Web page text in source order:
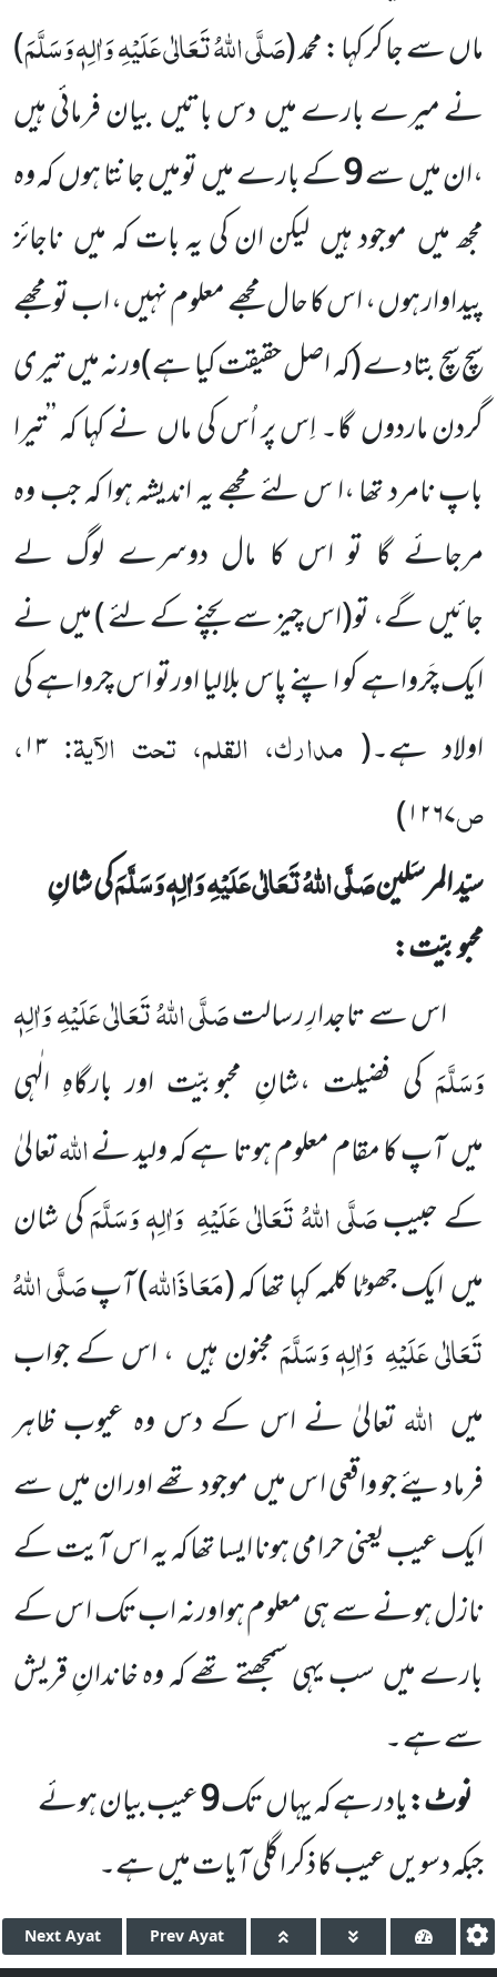
ماںسے جا کر کہا : محمد(صَلَّی اللّٰہُ تَعَالٰی عَلَیْہِوَاٰلِہٖ وَسَلَّمَ)
نے میرے بارے میںدس باتیںبیان فرمائی ہیں
،ان میںسے9کے بارے میںتومیںجانتا ہوںکہ وہ
مجھ میں موجود ہیں لیکن ان کی یہ بات کہ میںناجائز
پیداوار ہوں ، اس کا حال مجھے معلوم نہیں ، اب تو مجھے
سچ سچ بتادے(کہ اصل حقیقت کیا ہے)ورنہ میںتیری
گردن ماردوںگا۔ اِس پر اُس کی ماںنے کہا کہ ’’تیرا
باپ نامرد تھا ،ا س لئے مجھے یہ اندیشہ ہوا کہ جب وہ
مرجائے گا تو اس کا مال دوسرے لوگ لے
جائیںگے، تو(اس چیز سے بچنے کے لئے )میںنے
ایک چَرواہے کو اپنے پاس بلالیا اورتو اس چرواہے کی
اولاد ہے۔( مدارک، القلم، تحت الآیۃ: ۱۳،
ص۱۲۶۷)
سیّد المرسَلینصَلَّی اللّٰہُ تَعَالٰی عَلَیْہِوَاٰلِہٖ وَسَلَّمَکی شانِ
محبوبیّت:
اس سے تاجدارِ رسالتصَلَّی اللّٰہُ تَعَالٰی عَلَیْہِوَاٰلِہٖ
وَسَلَّمَ کی فضیلت ،شانِ محبوبیّت اور بارگاہِ الٰہی
میںآپ کا مقاممعلوم ہوتا ہے کہ ولید نےاللّٰہتعالیٰ
کے حبیبصَلَّی اللّٰہُ تَعَالٰی عَلَیْہِ وَاٰلِہٖ وَسَلَّمَکی شان
میںایک جھوٹا کلمہ کہا تھا کہ(مَعَاذَاللّٰہ)آپصَلَّی اللّٰہُ
تَعَالٰی عَلَیْہِ وَاٰلِہٖ وَسَلَّمَمجنون ہیں ، اس کے جواب
میں اللّٰہتعالیٰ نے اس کے دس وہ عیوب ظاہر
فرمادیئے جو واقعی ا س میںموجود تھے اور ان میںسے
ایک عیب یعنی حرامی ہونا ایسا تھا کہ یہ اس آیت کے
نازل ہونے سے ہی معلوم ہوا ورنہ اب تک ا س کے
بارے میںسب یہی سمجھتے تھے کہ وہ خاندانِ قریش
سے ہے ۔
نوٹ:یاد رہے کہ یہاںتک9عیب بیان ہوئے
جبکہ دسویںعیب کا ذکر اگلی آیات میںہے۔
Next Ayat Prev Ayat